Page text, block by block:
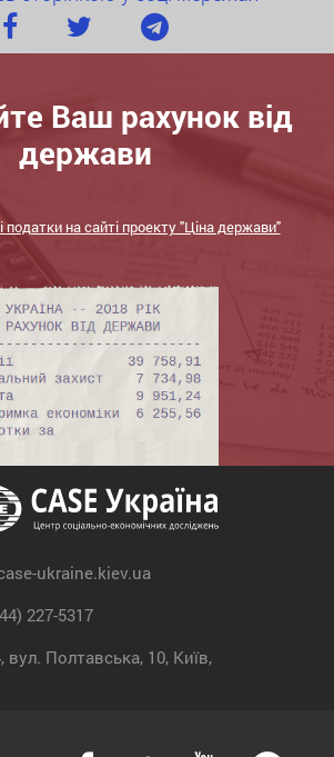
Ваш рахунок від
держави
податки на сайті проекту "Ціна держави"
ukraine.kiev.ua
227-5317
вул. Полтавська, 10, Київ,